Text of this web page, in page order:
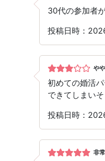
30代の参加者
投稿日時：
や
初めての婚活
できてしまい
投稿日時：
非